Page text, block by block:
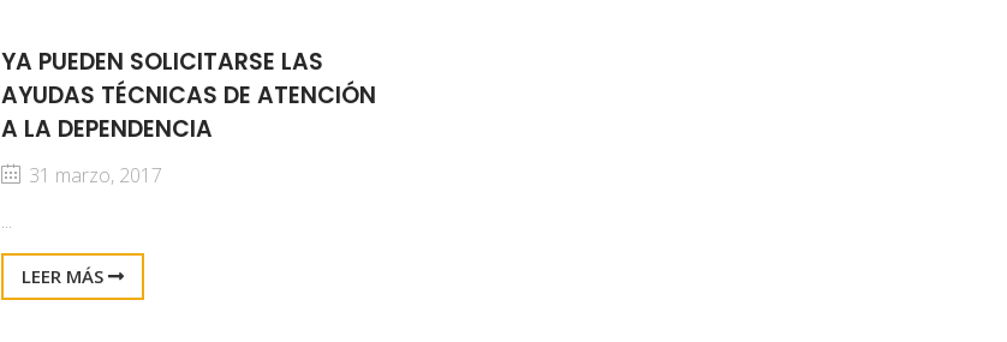
YA PUEDEN SOLICITARSE LAS
AYUDAS TÉCNICAS DE ATENCIÓN
A LA DEPENDENCIA
31 marzo, 2017
...
LEER MÁS